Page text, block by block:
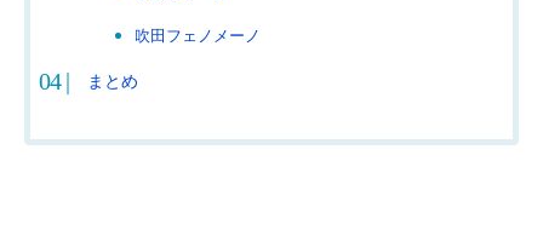
吹田フェノメーノ
まとめ